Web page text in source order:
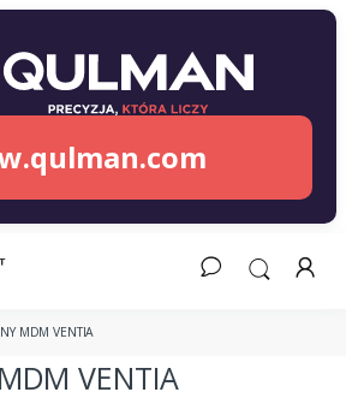
MDM VENTIA
VENTIA